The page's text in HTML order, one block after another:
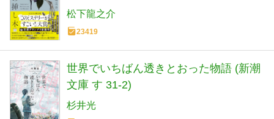
松下龍之介
23419
世界でいちばん透きとおった物語 (新潮
文庫 す 31-2)
杉井光